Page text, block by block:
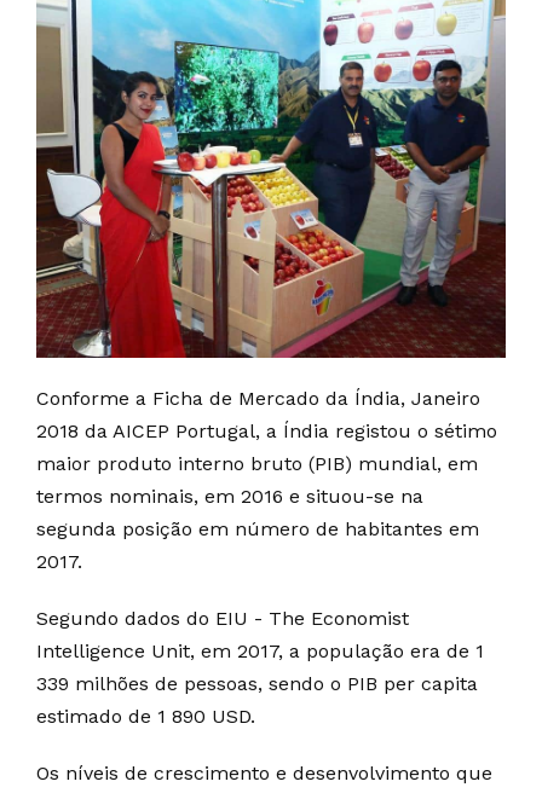
Conforme a Ficha de Mercado da Índia, Janeiro
2018 da AICEP Portugal, a Índia registou o sétimo
maior produto interno bruto (PIB) mundial, em
termos nominais, em 2016 e situou-se na
segunda posição em número de habitantes em
2017.
Segundo dados do EIU - The Economist
Intelligence Unit, em 2017, a população era de 1
339 milhões de pessoas, sendo o PIB per capita
estimado de 1 890 USD.
Os níveis de crescimento e desenvolvimento que